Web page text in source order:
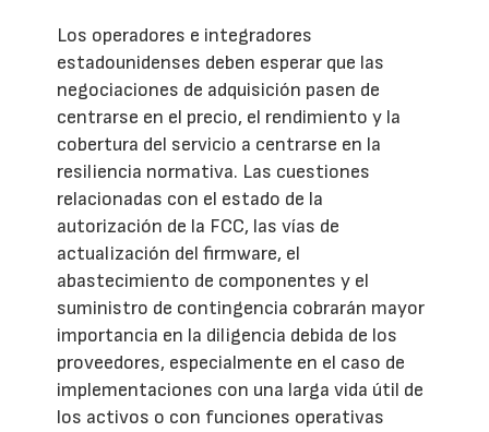
Los operadores e integradores
estadounidenses deben esperar que las
negociaciones de adquisición pasen de
centrarse en el precio, el rendimiento y la
cobertura del servicio a centrarse en la
resiliencia normativa. Las cuestiones
relacionadas con el estado de la
autorización de la FCC, las vías de
actualización del firmware, el
abastecimiento de componentes y el
suministro de contingencia cobrarán mayor
importancia en la diligencia debida de los
proveedores, especialmente en el caso de
implementaciones con una larga vida útil de
los activos o con funciones operativas